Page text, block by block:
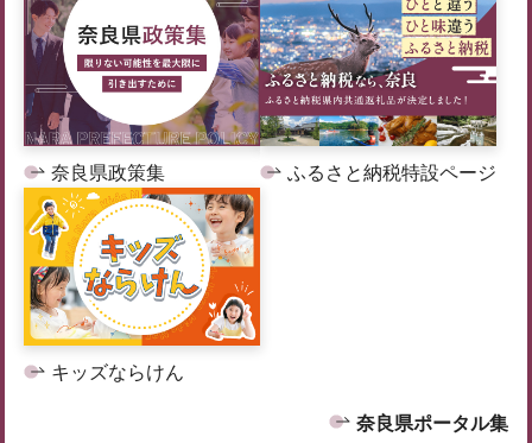
奈良県政策集 ふるさと納税特設ページ
キッズならけん
奈良県ポータル集